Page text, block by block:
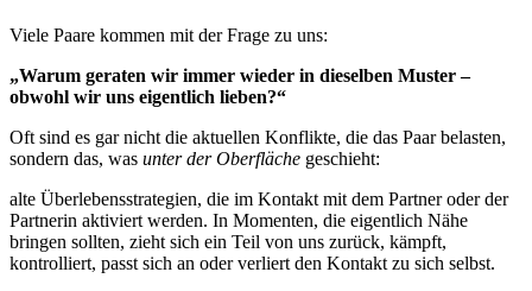
Viele Paare kommen mit der Frage zu uns:
„Warum geraten wir immer wieder in dieselben Muster –
obwohl wir uns eigentlich lieben?“
Oft sind es gar nicht die aktuellen Konflikte, die das Paar belasten,
sondern das, was unter der Oberfläche geschieht:
alte Überlebensstrategien, die im Kontakt mit dem Partner oder der
Partnerin aktiviert werden. In Momenten, die eigentlich Nähe
bringen sollten, zieht sich ein Teil von uns zurück, kämpft,
kontrolliert, passt sich an oder verliert den Kontakt zu sich selbst.